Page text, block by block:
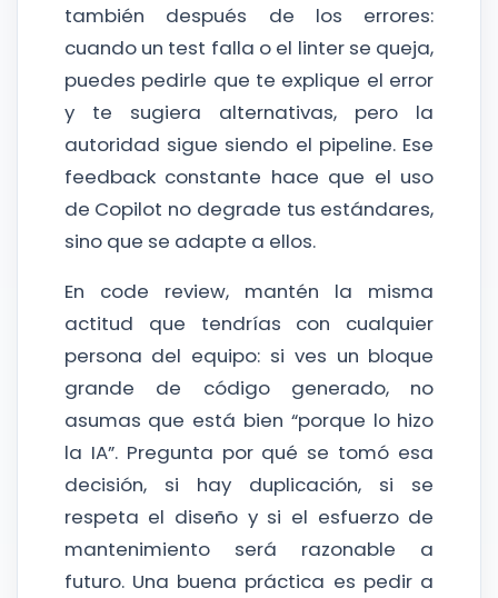
también después de los errores:
cuando un test falla o el linter se queja,
puedes pedirle que te explique el error
y te sugiera alternativas, pero la
autoridad sigue siendo el pipeline. Ese
feedback constante hace que el uso
de Copilot no degrade tus estándares,
sino que se adapte a ellos.
En code review, mantén la misma
actitud que tendrías con cualquier
persona del equipo: si ves un bloque
grande de código generado, no
asumas que está bien “porque lo hizo
la IA”. Pregunta por qué se tomó esa
decisión, si hay duplicación, si se
respeta el diseño y si el esfuerzo de
mantenimiento será razonable a
futuro. Una buena práctica es pedir a